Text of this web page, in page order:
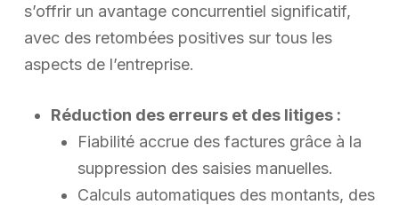
s’offrir un avantage concurrentiel significatif,
avec des retombées positives sur tous les
aspects de l’entreprise.
Réduction des erreurs et des litiges :
Fiabilité accrue des factures grâce à la
suppression des saisies manuelles.
Calculs automatiques des montants, des